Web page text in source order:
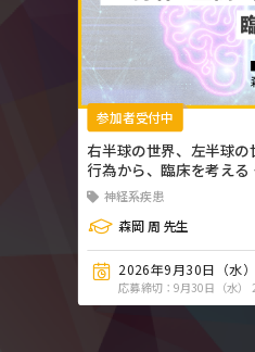
参加者受付中
右半球の世界、左半球の世界 ― 身体・
行為から、臨床を考え
神経系疾患
森岡 周 先生
2026年9月30日（水
応募締切：9月30日（水）